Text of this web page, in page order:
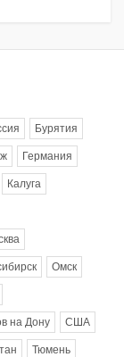
Бурятия
Германия
Калуга
Омск
на Дону США
Тюмень